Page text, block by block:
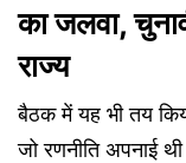
का जलवा,
राज्य
बैठक में यह भी तय
जो रणनीति अपनाई